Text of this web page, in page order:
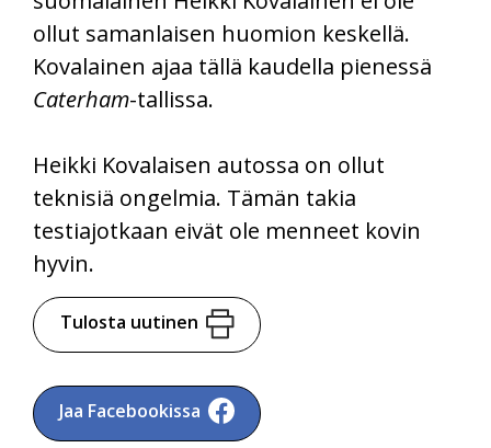
ollut samanlaisen huomion keskellä.
Kovalainen ajaa tällä kaudella pienessä
Caterham-tallissa.
Heikki Kovalaisen autossa on ollut
teknisiä ongelmia. Tämän takia
testiajotkaan eivät ole menneet kovin
hyvin.
Tulosta uutinen
Jaa Facebookissa